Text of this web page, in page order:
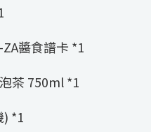
ZA醬食譜卡 *1
茶 750ml *1
) *1